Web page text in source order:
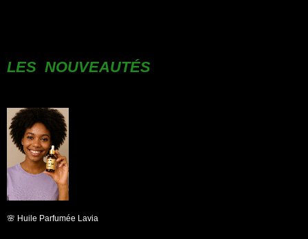
LES NOUVEAUTÉS
🌸 Huile Parfumée Lavia